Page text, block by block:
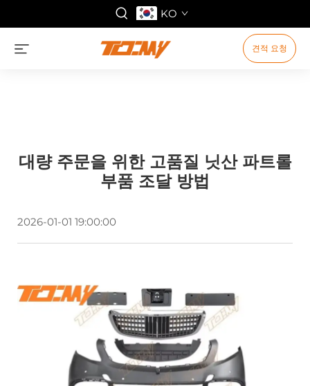
KO
견적 요청
대량 주문을 위한 고품질 닛산 파트롤
부품 조달 방법
2026-01-01 19:00:00